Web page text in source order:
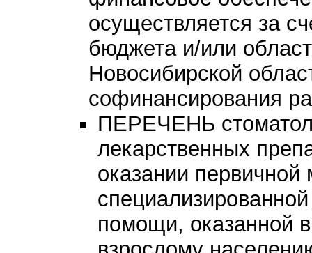
осуществляется за
бюджета и/или
Новосибирской
софинансирования
ПЕРЕЧЕНЬ
лекарственных
оказании первичной
помощи, оказанной